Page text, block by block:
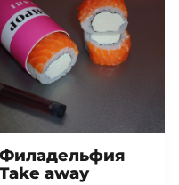
Филадельфия
Take away